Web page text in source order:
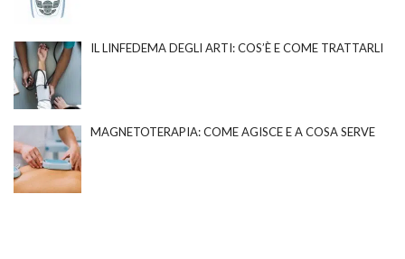
IL LINFEDEMA DEGLI ARTI: COS’È E COME TRATTARLI
MAGNETOTERAPIA: COME AGISCE E A COSA SERVE